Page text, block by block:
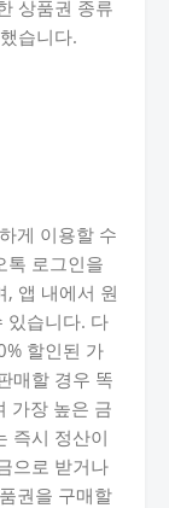
상품권 종류
습니다.
게 이용할 수
톡 로그인을
, 앱 내에서 원
있습니다. 다
할인된 가
매할 경우 똑
가장 높은 금
즉시 정산이
으로 받거나
권을 구매할